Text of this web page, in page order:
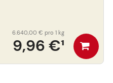
9,96 €¹
6.640,00 € pro 1 kg